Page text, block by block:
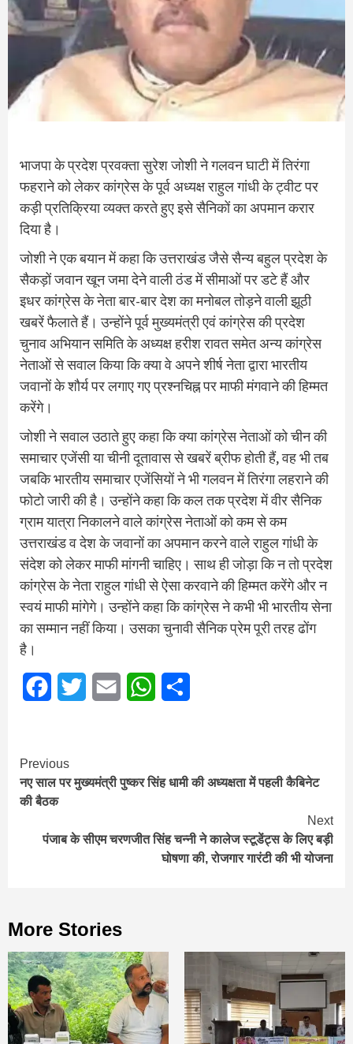
भाजपा के प्रदेश प्रवक्ता सुरेश जोशी ने गलवन घाटी में तिरंगा
फहराने को लेकर कांग्रेस के पूर्व अध्यक्ष राहुल गांधी के ट्वीट पर
कड़ी प्रतिक्रिया व्यक्त करते हुए इसे सैनिकों का अपमान करार
दिया है।
जोशी ने एक बयान में कहा कि उत्तराखंड जैसे सैन्य बहुल प्रदेश के
सैकड़ों जवान खून जमा देने वाली ठंड में सीमाओं पर डटे हैं और
इधर कांग्रेस के नेता बार-बार देश का मनोबल तोड़ने वाली झूठी
खबरें फैलाते हैं। उन्होंने पूर्व मुख्यमंत्री एवं कांग्रेस की प्रदेश
चुनाव अभियान समिति के अध्यक्ष हरीश रावत समेत अन्य कांग्रेस
नेताओं से सवाल किया कि क्या वे अपने शीर्ष नेता द्वारा भारतीय
जवानों के शौर्य पर लगाए गए प्रश्नचिह्न पर माफी मंगवाने की हिम्मत
करेंगे।
जोशी ने सवाल उठाते हुए कहा कि क्या कांग्रेस नेताओं को चीन की
समाचार एजेंसी या चीनी दूतावास से खबरें ब्रीफ होती हैं, वह भी तब
जबकि भारतीय समाचार एजेंसियों ने भी गलवन में तिरंगा लहराने की
फोटो जारी की है। उन्होंने कहा कि कल तक प्रदेश में वीर सैनिक
ग्राम यात्रा निकालने वाले कांग्रेस नेताओं को कम से कम
उत्तराखंड व देश के जवानों का अपमान करने वाले राहुल गांधी के
संदेश को लेकर माफी मांगनी चाहिए। साथ ही जोड़ा कि न तो प्रदेश
कांग्रेस के नेता राहुल गांधी से ऐसा करवाने की हिम्मत करेंगे और न
स्वयं माफी मांगेगे। उन्होंने कहा कि कांग्रेस ने कभी भी भारतीय सेना
का सम्मान नहीं किया। उसका चुनावी सैनिक प्रेम पूरी तरह ढोंग
है।
FacebookTwitter Email WhatsApp
Continue
Reading
Previous
नए साल पर मुख्यमंत्री पुष्कर सिंह धामी की अध्यक्षता में पहली कैबिनेट
की बैठक
Next
पंजाब के सीएम चरणजीत सिंह चन्नी ने कालेज स्टूडेंट्स के लिए बड़ी
घोषणा की, रोजगार गारंटी की भी योजना
More Stories